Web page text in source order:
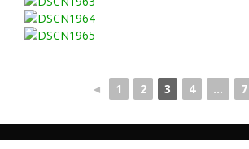
◄ 1 2 3 4 ... 7